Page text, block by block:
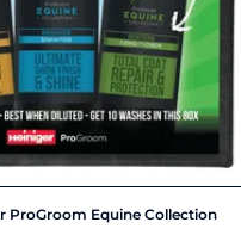
ProGroom Equine Collection